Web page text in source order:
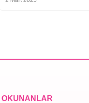
OKUNANLAR